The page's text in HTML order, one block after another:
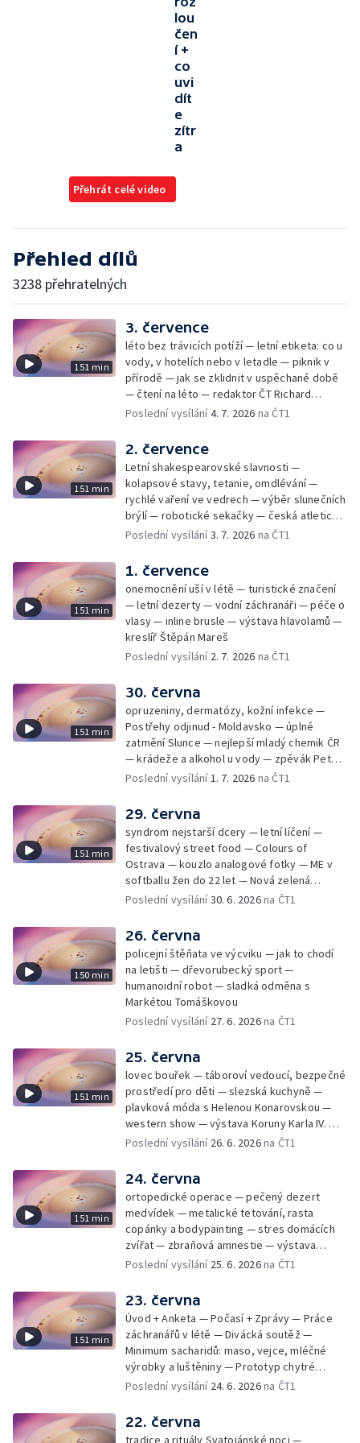
lou
čen
í +
co
uvi
dít
e
zítr
a
Přehrát celé video
Přehled dílů
3238 přehratelných
151 min
3. července
léto bez trávicích potíží — letní etiketa: co u
vody, v hotelích nebo v letadle — piknik v
přírodě — jak se zklidnit v uspěchané době
— čtení na léto — redaktor ČT Richard
Samko
Poslední vysílání4. 7. 2026 na ČT1
151 min
2. července
Letní shakespearovské slavnosti —
kolapsové stavy, tetanie, omdlévání —
rychlé vaření ve vedrech — výběr slunečních
brýlí — robotické sekačky — česká atletická
rekordmanka — psí seriál: výmarský
Poslední vysílání3. 7. 2026 na ČT1
151 min
1. července
onemocnění uší v létě — turistické značení
— letní dezerty — vodní záchranáři — péče o
vlasy — inline brusle — výstava hlavolamů —
kreslíř Štěpán Mareš
Poslední vysílání 2. 7. 2026 na ČT1
151 min
30. června
opruzeniny, dermatózy, kožní infekce —
Postřehy odjinud - Moldavsko — úplné
zatmění Slunce — nejlepší mladý chemik ČR
— krádeže a alkohol u vody — zpěvák Peter
Cmorik
Poslední vysílání1. 7. 2026 na ČT1
151 min
29. června
syndrom nejstarší dcery — letní líčení —
festivalový street food — Colours of
Ostrava — kouzlo analogové fotky — ME v
softballu žen do 22 let — Nová zelená
úsporám — Global Teacher Prize Czech
Poslední vysílání30. 6. 2026na ČT1
150 min
26. června
policejní štěňata ve výcviku — jak to chodí
na letišti — dřevorubecký sport —
humanoidní robot — sladká odměna s
Markétou Tomáškovou
Poslední vysílání 27. 6. 2026na ČT1
151 min
25. června
lovec bouřek — táboroví vedoucí, bezpečné
prostředí pro děti — slezská kuchyně —
plavková móda s Helenou Konarovskou —
western show — výstava Koruny Karla IV. —
mladý lezecký fenomén Josef Šindel
Poslední vysílání 26. 6. 2026na ČT1
151 min
24. června
ortopedické operace — pečený dezert
medvídek — metalické tetování, rasta
copánky a bodypainting — stres domácích
zvířat — zbraňová amnestie — výstava
mikrofotografií rostlin — fenomenální
Poslední vysílání 25. 6. 2026na ČT1
151 min
23. června
Úvod + Anketa — Počasí + Zprávy — Práce
záchranářů v létě — Divácká soutěž —
Minimum sacharidů: maso, vejce, mléčné
výrobky a luštěniny — Prototyp chytré
vložky do bot pro běžce — Anketa +
záchranářů v létě — Divácká soutěž —
Minimum sacharidů: maso, vejce, mléčné
Poslední vysílání 24. 6. 2026na ČT1
22. června
tradice a rituály Svatojánské noci —